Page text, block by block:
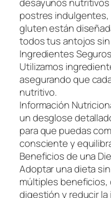
postres
gluten están
todos tus antojos
Ingredientes
Utilizamos
asegurando que
nutritivo.
Información
un desglose
para que puedas
consciente y
Beneficios de una
Adoptar una dieta
múltiples beneficios,
digestión y reducir